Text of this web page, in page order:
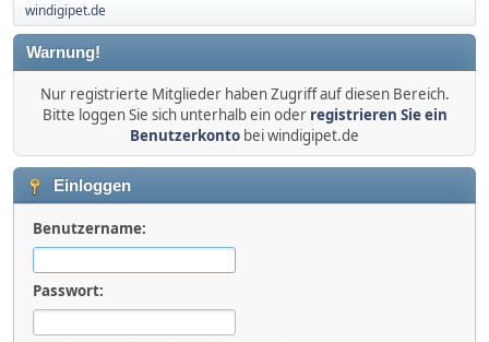
windigipet.de
Warnung!
Nur registrierte Mitglieder haben Zugriff auf diesen Bereich.
Bitte loggen Sie sich unterhalb ein oder registrieren Sie ein
Benutzerkonto bei windigipet.de
Einloggen
Benutzername:
Passwort: